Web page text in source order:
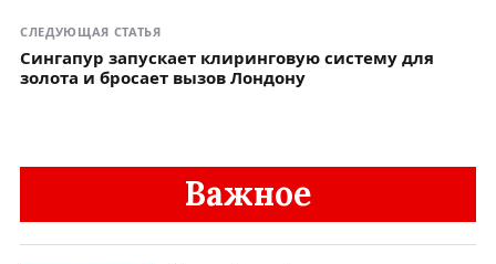
СЛЕДУЮЩАЯ СТАТЬЯ
Сингапур запускает клиринговую систему для
золота и бросает вызов Лондону
Важное